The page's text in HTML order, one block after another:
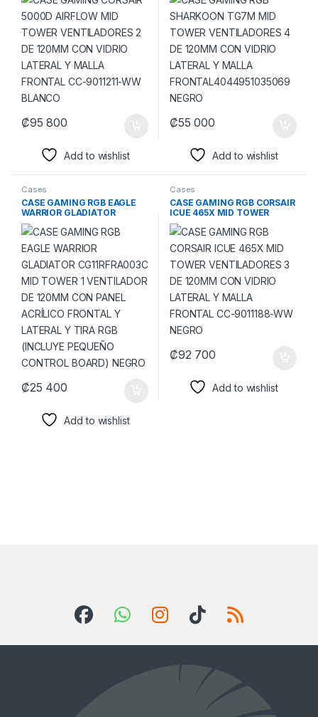
MALLA FRONTAL CC-
9011211-WW BLANCO
₡95 800
Add to wishlist
LATERAL Y MALLA
FRONTAL4044951035069
NEGRO
₡55 000
Add to wishlist
Cases
CASE GAMING RGB EAGLE
WARRIOR GLADIATOR
CG11RFRA003C MID TOWER
1 VENTILADOR DE 120MM
CON PANEL ACRÍLICO
FRONTAL Y LATERAL Y TIRA
RGB (INCLUYE PEQUEÑO
CONTROL BOARD) NEGRO
₡25 400
Add to wishlist
Cases
CASE GAMING RGB CORSAIR
ICUE 465X MID TOWER
VENTILADORES 3 DE 120MM
CON VIDRIO LATERAL Y
MALLA FRONTAL CC-
9011188-WW NEGRO
₡92 700
Add to wishlist